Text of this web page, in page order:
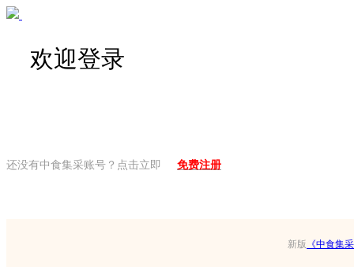
欢迎登录
还没有中食集采账号？点击立即 免费注册
新版 《中食集